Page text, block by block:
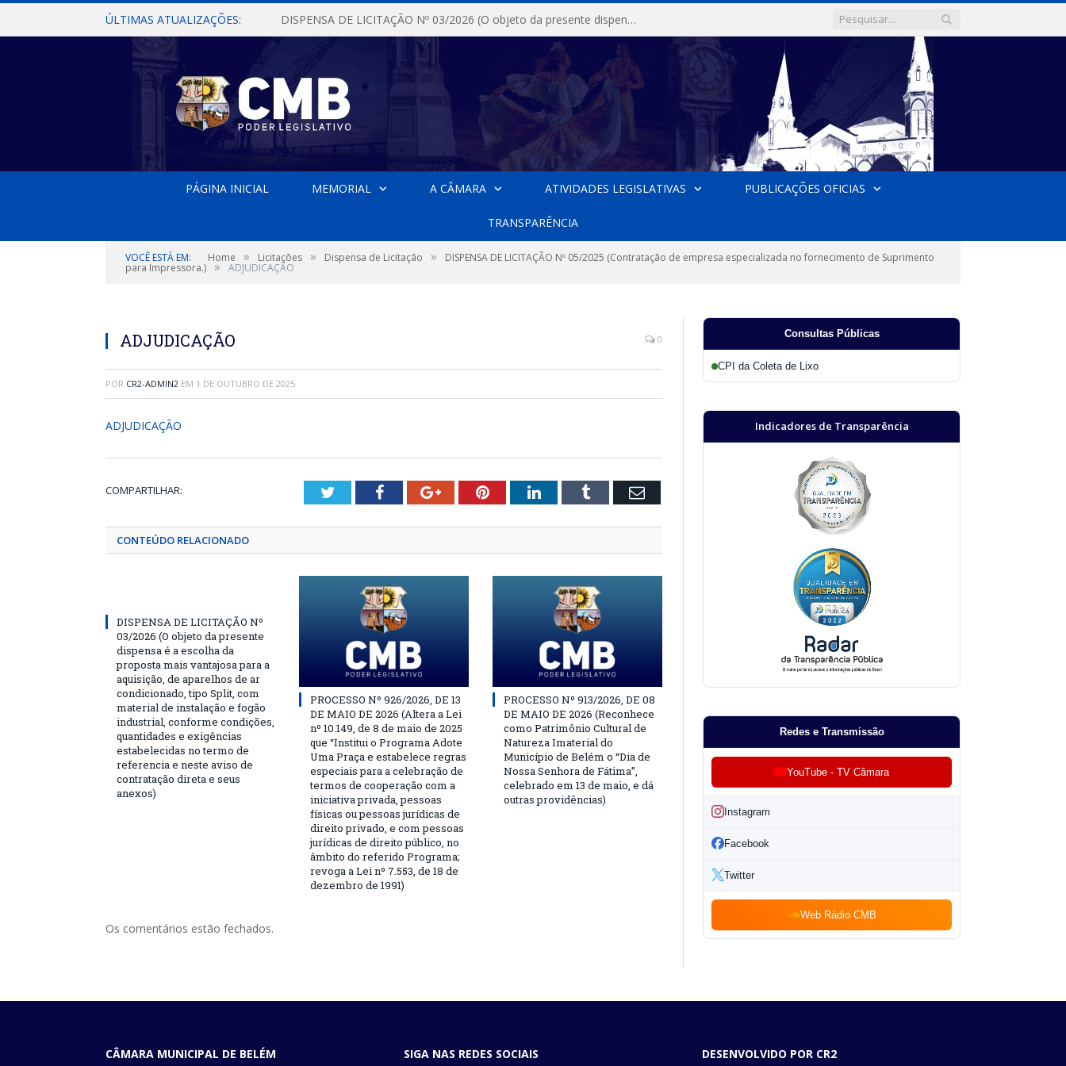
ÚLTIMAS ATUALIZAÇÕES: DISPENSA DE LICITAÇÃO Nº 03/2026 (O objeto da presente dispensa é a escolha da proposta mais vantajosa para a aquisição, de aparelhos de ar condicionado, tipo Split, com material de instalação e fogão industrial, conforme condições, quantidades e exigências estabelecidas no termo de referencia e neste aviso de contratação direta e seus anexos)
PÁGINA INICIAL MEMORIAL A CÂMARA ATIVIDADES LEGISLATIVAS PUBLICAÇÕES OFICIAS
TRANSPARÊNCIA
VOCÊ ESTÁ EM: Home » Licitações » Dispensa de Licitação » DISPENSA DE LICITAÇÃO Nº 05/2025 (Contratação de empresa especializada no fornecimento de Suprimento
para Impressora.) » ADJUDICAÇÃO
ADJUDICAÇÃO 0
POR CR2-ADMIN2 EM 1 DE OUTUBRO DE 2025
ADJUDICAÇÃO
COMPARTILHAR: TwitterFacebookGoogle+PinterestLinkedInTumblr Email
CONTEÚDO RELACIONADO
DISPENSA DE LICITAÇÃO Nº
03/2026 (O objeto da presente
dispensa é a escolha da
proposta mais vantajosa para a
aquisição, de aparelhos de ar
condicionado, tipo Split, com
material de instalação e fogão
industrial, conforme condições,
quantidades e exigências
estabelecidas no termo de
referencia e neste aviso de
contratação direta e seus
anexos)
PROCESSO Nº 926/2026, DE 13
DE MAIO DE 2026 (Altera a Lei
nº 10.149, de 8 de maio de 2025
que “Institui o Programa Adote
Uma Praça e estabelece regras
especiais para a celebração de
termos de cooperação com a
iniciativa privada, pessoas
físicas ou pessoas jurídicas de
direito privado, e com pessoas
jurídicas de direito público, no
âmbito do referido Programa;
revoga a Lei nº 7.553, de 18 de
dezembro de 1991)
PROCESSO Nº 913/2026, DE 08
DE MAIO DE 2026 (Reconhece
como Patrimônio Cultural de
Natureza Imaterial do
Município de Belém o “Dia de
Nossa Senhora de Fátima”,
celebrado em 13 de maio, e dá
outras providências)
Os comentários estão fechados.
Consultas Públicas
CPI da Coleta de Lixo
Indicadores de Transparência
Redes e Transmissão
YouTube - TV Câmara
Instagram
Facebook
Twitter
Web Rádio CMB
CÂMARA MUNICIPAL DE BELÉM SIGA NAS REDES SOCIAIS DESENVOLVIDO POR CR2